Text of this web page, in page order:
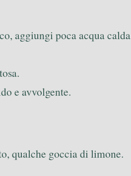
aggiungi poca acqua calda
e avvolgente.
qualche goccia di limone.